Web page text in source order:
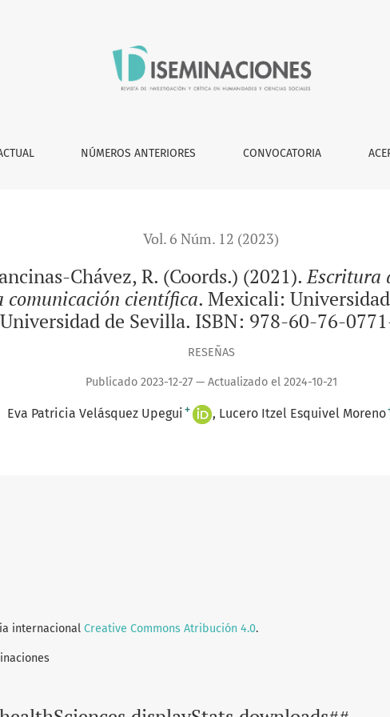
R. (Coords.) (2021). <i>Escritura académica con perspectiva
NÚMEROS ANTERIORES CONVOCATORIA
Vol. 6 Núm. 12 (2023)
Chávez, R. (Coords.) (2021).Escritura
comunicación científica. Mexicali:
de Sevilla. ISBN: 978-60-76-
RESEÑAS
Publicado 2023-12-27 — Actualizado el 2024-10-21
Eva Patricia Velásquez Upegui + Lucero Itzel Esquivel Moreno
internacional Creative Commons Atribución 4.0.